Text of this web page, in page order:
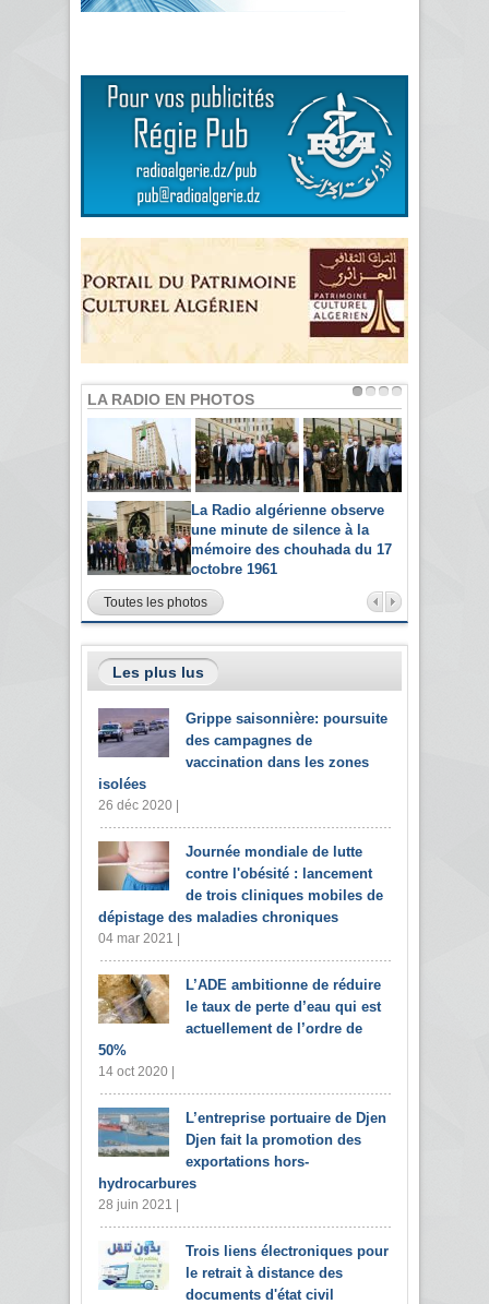
LA RADIO EN PHOTOS
La Radio algérienne observe
une minute de silence à la
mémoire des chouhada du 17
octobre 1961
Toutes les photos
Les plus lus
Grippe saisonnière: poursuite
des campagnes de
vaccination dans les zones
isolées
26 déc 2020 |
Journée mondiale de lutte
contre l'obésité : lancement
de trois cliniques mobiles de
dépistage des maladies chroniques
04 mar 2021 |
L’ADE ambitionne de réduire
le taux de perte d’eau qui est
actuellement de l’ordre de
50%
14 oct 2020 |
L’entreprise portuaire de Djen
Djen fait la promotion des
exportations hors-
hydrocarbures
28 juin 2021 |
Trois liens électroniques pour
le retrait à distance des
documents d'état civil